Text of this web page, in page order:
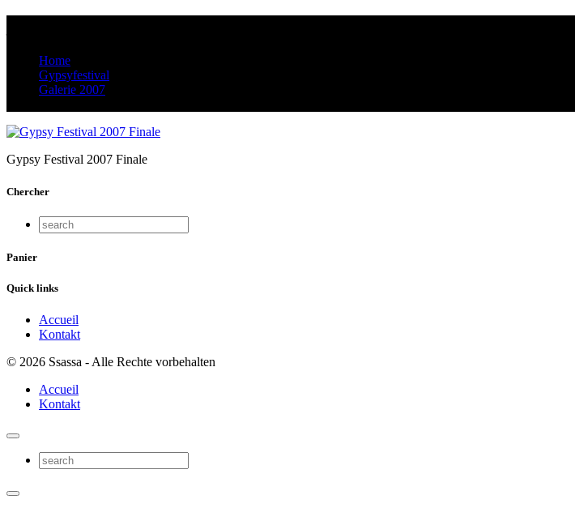
Home
Gypsyfestival
Galerie 2007
Gypsy Festival 2007 Finale
Chercher
Panier
Quick links
Accueil
Kontakt
© 2026 Ssassa - Alle Rechte vorbehalten
Accueil
Kontakt